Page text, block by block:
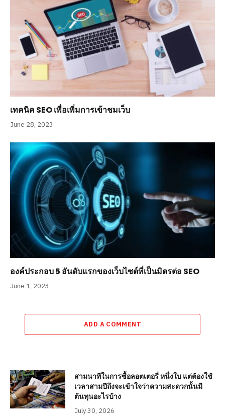
เทคนิค SEO เพื่อเพิ่มการเข้าชมเว็บ
June 28, 2023
องค์ประกอบ 5 อันดับแรกของเว็บไซต์ที่เป็นมิตรต่อ SEO
June 1, 2023
ADD A COMMENT
สามนาทีในการซื้อลอตเตอรี่ หนึ่งใบ แต่ต้องใช้
เวลาสามปีถึงจะเข้าใจว่าความสะดวกนั้นมี
ต้นทุนอะไรบ้าง
July 30, 2026